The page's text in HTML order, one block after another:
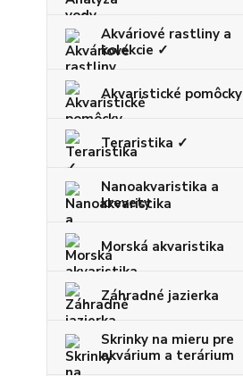
Akváriové rastliny a
kolekcie ✓
Akvaristické pomôcky
Teraristika ✓
Nanoakvaristika a
krevety
Morská akvaristika
Záhradné jazierka
Skrinky na mieru pre
akvárium a terárium